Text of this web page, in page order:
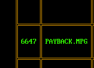
6647 PAYBACK.MPG